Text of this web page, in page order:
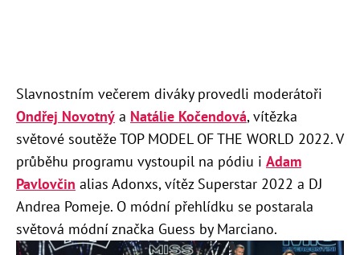
Slavnostním večerem diváky provedli moderátoři
Ondřej Novotný a Natálie Kočendová, vítězka
světové soutěže TOP MODEL OF THE WORLD 2022. V
průběhu programu vystoupil na pódiu i Adam
Pavlovčin alias Adonxs, vítěz Superstar 2022 a DJ
Andrea Pomeje. O módní přehlídku se postarala
světová módní značka Guess by Marciano.